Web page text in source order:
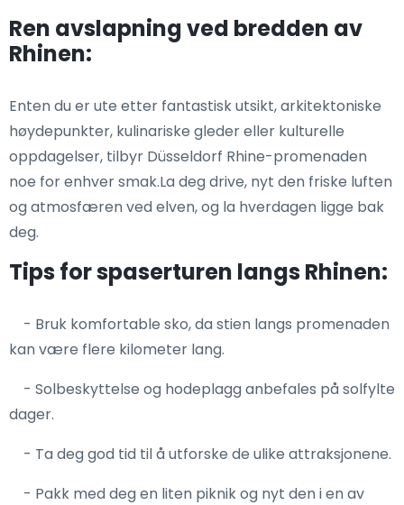
Ren avslapning ved bredden av
Rhinen:
Enten du er ute etter fantastisk utsikt, arkitektoniske
høydepunkter, kulinariske gleder eller kulturelle
oppdagelser, tilbyr Düsseldorf Rhine-promenaden
noe for enhver smak.La deg drive, nyt den friske luften
og atmosfæren ved elven, og la hverdagen ligge bak
deg.
Tips for spaserturen langs Rhinen:
- Bruk komfortable sko, da stien langs promenaden
kan være flere kilometer lang.
- Solbeskyttelse og hodeplagg anbefales på solfylte
dager.
- Ta deg god tid til å utforske de ulike attraksjonene.
- Pakk med deg en liten piknik og nyt den i en av